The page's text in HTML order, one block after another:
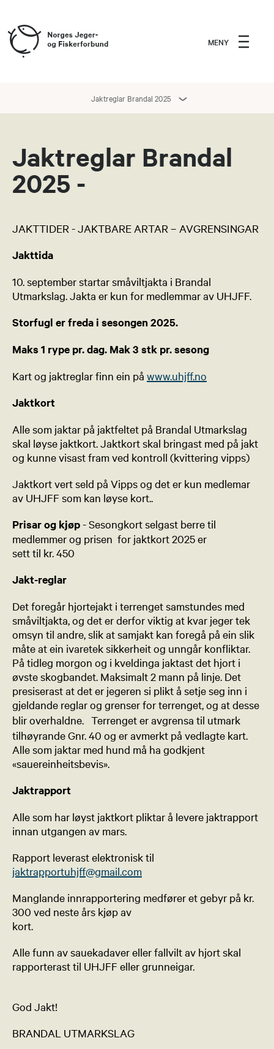
MENY
Jaktreglar Brandal 2025
Jaktreglar Brandal
2025 -
JAKTTIDER - JAKTBARE ARTAR – AVGRENSINGAR
Jakttida
10. september startar småviltjakta i Brandal
Utmarkslag. Jakta er kun for medlemmar av UHJFF.
Storfugl er freda i sesongen 2025.
Maks 1 rype pr. dag. Mak 3 stk pr. sesong
Kart og jaktreglar finn ein på www.uhjff.no
Jaktkort
Alle som jaktar på jaktfeltet på Brandal Utmarkslag
skal løyse jaktkort. Jaktkort skal bringast med på jakt
og kunne visast fram ved kontroll (kvittering vipps)
Jaktkort vert seld på Vipps og det er kun medlemar
av UHJFF som kan løyse kort..
Prisar og kjøp- Sesongkort selgast berre til
medlemmer og prisen for jaktkort 2025 er
sett til kr. 450
Jakt-reglar
Det foregår hjortejakt i terrenget samstundes med
småviltjakta, og det er derfor viktig at kvar jeger tek
omsyn til andre, slik at samjakt kan foregå på ein slik
måte at ein ivaretek sikkerheit og unngår konfliktar.
På tidleg morgon og i kveldinga jaktast det hjort i
øvste skogbandet. Maksimalt 2 mann på linje. Det
presiserast at det er jegeren si plikt å setje seg inn i
gjeldande reglar og grenser for terrenget, og at desse
blir overhaldne. Terrenget er avgrensa til utmark
tilhøyrande Gnr. 40 og er avmerkt på vedlagte kart.
Alle som jaktar med hund må ha godkjent
«sauereinheitsbevis».
Jaktrapport
Alle som har løyst jaktkort pliktar å levere jaktrapport
innan utgangen av mars.
Rapport leverast elektronisk til
jaktrapportuhjff@gmail.com
Manglande innrapportering medfører et gebyr på kr.
300 ved neste års kjøp av
kort.
Alle funn av sauekadaver eller fallvilt av hjort skal
rapporterast til UHJFF eller grunneigar.
God Jakt!
BRANDAL UTMARKSLAG